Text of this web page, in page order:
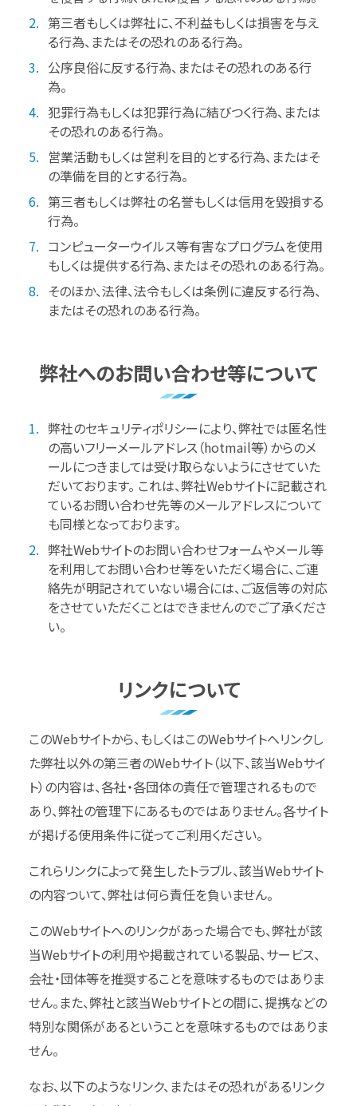
第三者もしくは弊社に、不利益もしくは損害を与え
る行為、またはその恐れのある行為。
公序良俗に反する行為、またはその恐れのある行
為。
犯罪行為もしくは犯罪行為に結びつく行為、または
その恐れのある行為。
営業活動もしくは営利を目的とする行為、またはそ
の準備を目的とする行為。
第三者もしくは弊社の名誉もしくは信用を毀損する
行為。
コンピューターウイルス等有害なプログラムを使用
もしくは提供する行為、またはその恐れのある行為。
そのほか、法律、法令もしくは条例に違反する行為、
またはその恐れのある行為。
弊社へのお問い合わせ等について
弊社のセキュリティポリシーにより、弊社では匿名性
の高いフリーメールアドレス（hotmail等）からのメ
ールにつきましては受け取らないようにさせていた
だいております。 これは、弊社Webサイトに記載され
ているお問い合わせ先等のメールアドレスについて
も同様となっております。
弊社Webサイトのお問い合わせフォームやメール等
を利用してお問い合わせ等をいただく場合に、ご連
絡先が明記されていない場合には、ご返信等の対応
をさせていただくことはできませんのでご了承くださ
い。
リンクについて
このWebサイトから、もしくはこのWebサイトへリンクし
た弊社以外の第三者のWebサイト（以下、該当Webサイ
ト）の内容は、各社・各団体の責任で管理されるもので
あり、弊社の管理下にあるものではありません。各サイト
が掲げる使用条件に従ってご利用ください。
これらリンクによって発生したトラブル、該当Webサイト
の内容ついて、弊社は何ら責任を負いません。
このWebサイトへのリンクがあった場合でも、弊社が該
当Webサイトの利用や掲載されている製品、サービス、
会社・団体等を推奨することを意味するものではありま
せん。また、弊社と該当Webサイトとの間に、提携などの
特別な関係があるということを意味するものではありま
せん。
なお、以下のようなリンク、またはその恐れがあるリンク